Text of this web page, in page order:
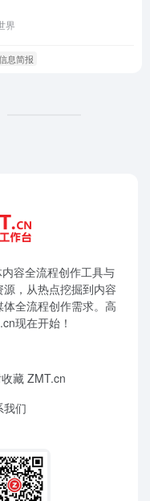
界
息简报
内容全流程创作工具与
，从热点挖掘到内容
全流程创作需求。高
现在开始！
藏 ZMT.cn
我们